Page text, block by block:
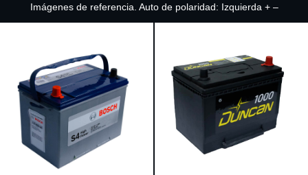
Imágenes de referencia. Auto de polaridad: Izquierda + –